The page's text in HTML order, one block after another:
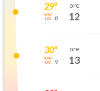
29°
8
ore
12
30°
9
ore
13